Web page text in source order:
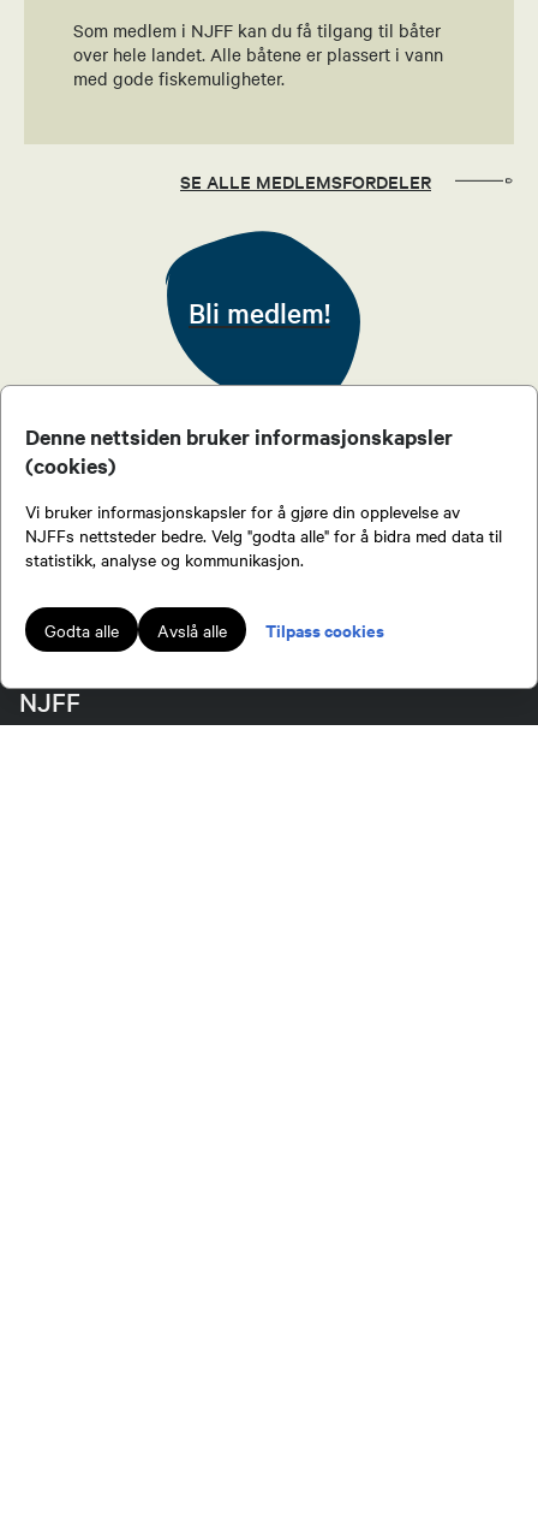
Denne nettsiden bruker informasjonskapsler
(cookies)
Vi bruker informasjonskapsler for å gjøre din opplevelse av
NJFFs nettsteder bedre. Velg "godta alle" for å bidra med data til
statistikk, analyse og kommunikasjon.
Godta alle Avslå alle Tilpass cookies
Som medlem i NJFF kan du få tilgang til båter
over hele landet. Alle båtene er plassert i vann
med gode fiskemuligheter.
SE ALLE MEDLEMSFORDELER
Bli medlem!
Bli medlem!
NJFF